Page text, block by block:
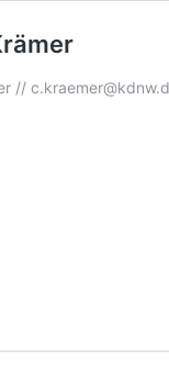
//